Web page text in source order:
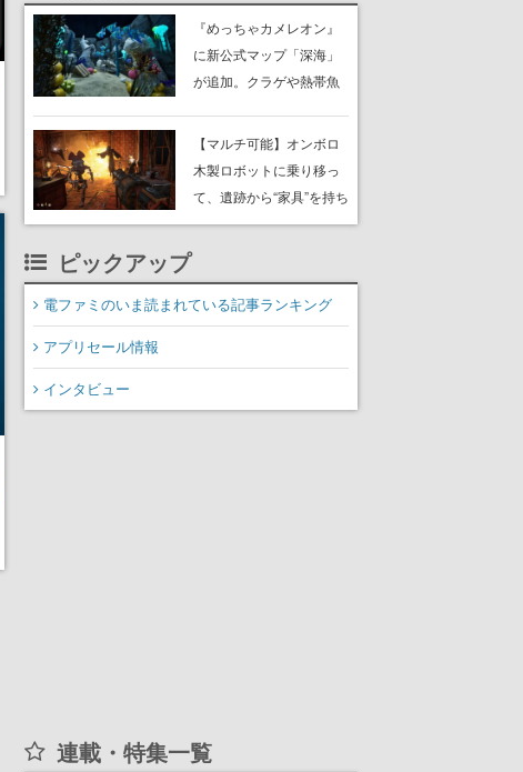
『めっちゃカメレオン』
に新公式マップ「深海」
が追加。クラゲや熱帯魚
や大きな貝も
【マルチ可能】オンボロ
木製ロボットに乗り移っ
て、遺跡から“家具”を持ち
帰るホラーアクションゲ
売。迫る“腐敗”から逃げ延
び、持ち帰った家具で基
ピックアップ
電ファミのいま読まれている記事ランキング
アプリセール情報
インタビュー
連載・特集一覧